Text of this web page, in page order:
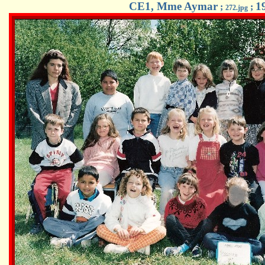
CE1, Mme Aymar ; 272.jpg ;